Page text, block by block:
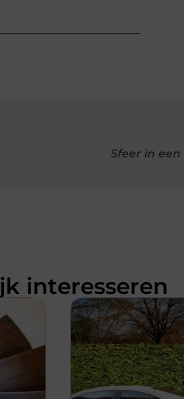
Sfeer in
interesseren